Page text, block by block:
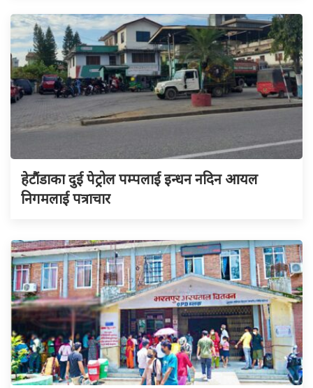
हेटौंडाका दुई पेट्रोल पम्पलाई इन्धन नदिन आयल
निगमलाई पत्राचार